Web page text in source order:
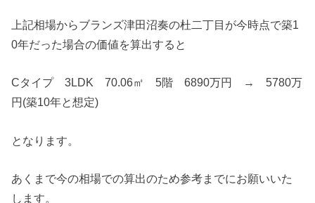
上記相場からブランズ津田沼奏の杜二丁目が今時点で築1
0年だった場合の価値を算出すると
Cタイプ 3LDK 70.06㎡ 5階 6890万円 → 5780万
円(築10年と想定)
となります。
あくまで今の相場での算出のため参考までにお願いいた
します。